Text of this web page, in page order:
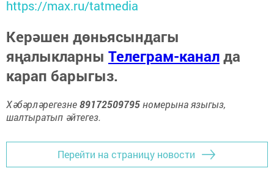
https://max.ru/tatmedia
Керәшен дөньясындагы
яңалыкларны Телеграм-каналда
карап барыгыз.
Хәбәрләрегезне89172509795номерына языгыз,
шалтыратып әйтегез.
Перейти на страницу новости